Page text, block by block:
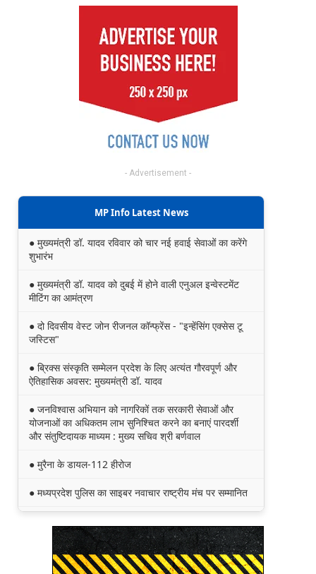
- Advertisement -
MP Info Latest News
● मुख्यमंत्री डॉ. यादव रविवार को चार नई हवाई सेवाओं का करेंगे
शुभारंभ
● मुख्यमंत्री डॉ. यादव को दुबई में होने वाली एनुअल इन्वेस्टमेंट
मीटिंग का आमंत्रण
● दो दिवसीय वेस्ट जोन रीजनल कॉन्फ्रेंस - "इन्हेंसिंग एक्सेस टू
जस्टिस"
● ब्रिक्स संस्कृति सम्मेलन प्रदेश के लिए अत्यंत गौरवपूर्ण और
ऐतिहासिक अवसर: मुख्यमंत्री डॉ. यादव
● जनविश्वास अभियान को नागरिकों तक सरकारी सेवाओं और
योजनाओं का अधिकतम लाभ सुनिश्चित करने का बनाएं पारदर्शी
और संतुष्टिदायक माध्यम : मुख्य सचिव श्री बर्णवाल
● मुरैना के डायल-112 हीरोज
● मध्यप्रदेश पुलिस का साइबर नवाचार राष्ट्रीय मंच पर सम्मानित
● तेंदुए के अवैध शिकार एवं तस्करी मामले में एमपी एसटीएसएफ ने
8वें शिकारी को किया गिरफ्तार